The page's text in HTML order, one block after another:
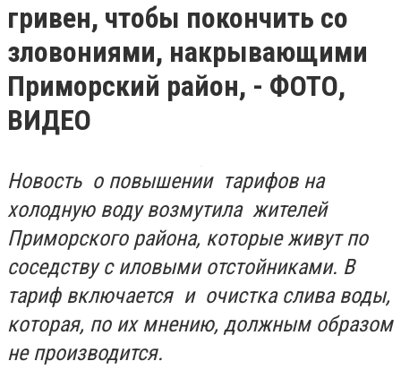
гривен, чтобы покончить со
зловониями, накрывающими
Приморский район, - ФОТО,
ВИДЕО
Новость о повышении тарифов на
холодную воду возмутила жителей
Приморского района, которые живут по
соседству с иловыми отстойниками. В
тариф включается и очистка слива воды,
которая, по их мнению, должным образом
не производится.